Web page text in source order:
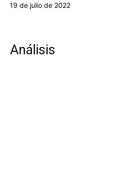
19 de julio de 2022
Análisis